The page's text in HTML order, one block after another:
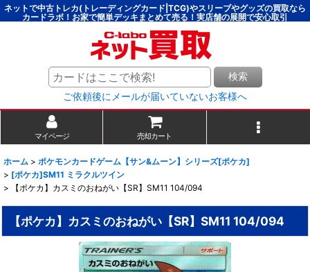
ネットで中古トレカ(トレーディングカード|TCG)やスリーブやグッズの買取なら
カードラボ！お家で簡単デッキまとめて売る！実店舗の展開で安心取引
検索
ご依頼後にメールが届いていないお客様へ
マイページ 売却カート
ホーム > ポケモンカードゲーム【サン&ムーン】シリーズ[ポケカ]
> [ポケカ]SM11 ミラクルツイン
>
【ポケカ】カスミのおねがい【SR】SM11 104/094
【ポケカ】カスミのおねがい【SR】SM11 104/094